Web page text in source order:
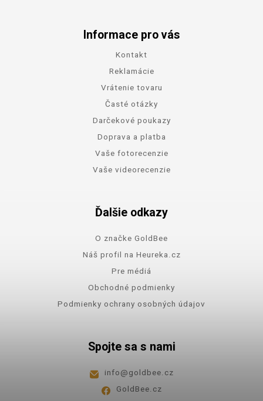
Informace pro vás
Kontakt
Reklamácie
Vrátenie tovaru
Časté otázky
Darčekové poukazy
Doprava a platba
Vaše fotorecenzie
Vaše videorecenzie
Ďalšie odkazy
O značke GoldBee
Náš profil na Heureka.cz
Pre médiá
Obchodné podmienky
Podmienky ochrany osobných údajov
Spojte sa s nami
info@goldbee.cz
GoldBee.cz